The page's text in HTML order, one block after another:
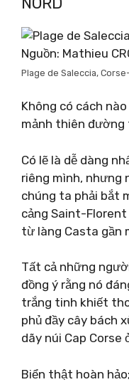
Nguồn: Mathieu
Plage de Saleccia,
Không có cách
mảnh thiên đường
Có lẽ là dễ dàng
riêng mình, nhưng
chúng ta phải bắt
cảng Saint-Florent
từ làng Casta gần
Tất cả những
đồng ý rằng nó
trắng tinh khiết
phủ đầy cây bách
dãy núi Cap Corse
Biển thật hoàn